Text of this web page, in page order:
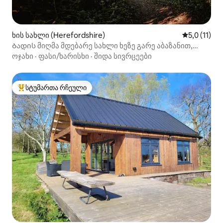
ხის სახლი (Herefordshire) საშუალო
5,0 (11)
Ბადის მიღმა მდებარე სახლი ხეზე გარე აბაზანით,
პიცის ღუმელი
ოჯახი · ფასი/ხარისხი · შიდა სივრცეები
სტუმართა რჩეული მოწინავე ვარიანტი
სტუმართა რჩეული